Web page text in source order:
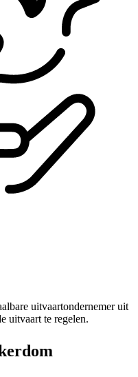
uitvaartondernemer uit
uitvaart te regelen.